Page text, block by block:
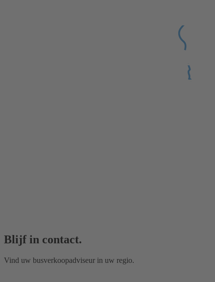
Blijf in contact.
Vind uw busverkoopadviseur in uw regio.